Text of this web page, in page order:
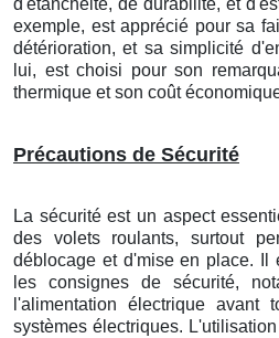
d'étanchéité, de durabilité, et
exemple, est apprécié pour sa
détérioration, et sa simplicité
lui, est choisi pour son
thermique et son coût
Précautions de Sécurité
La sécurité est un aspect
des volets roulants, surtout
déblocage et d'mise en place. Il
les consignes de sécurité,
l'alimentation électrique avant
systèmes électriques.